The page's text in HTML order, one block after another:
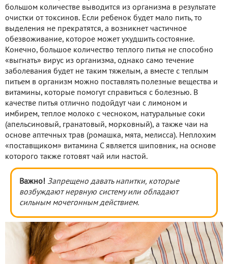
большом количестве выводится из организма в результате
очистки от токсинов. Если ребенок будет мало пить, то
выделения не прекратятся, а возникнет частичное
обезвоживание, которое может ухудшить состояние.
Конечно, большое количество теплого питья не способно
«выгнать» вирус из организма, однако само течение
заболевания будет не таким тяжелым, а вместе с теплым
питьем в организм можно поставлять полезные вещества и
витамины, которые помогут справиться с болезнью. В
качестве питья отлично подойдут чаи с лимоном и
имбирем, теплое молоко с чесноком, натуральные соки
(апельсиновый, гранатовый, морковный), а также чаи на
основе аптечных трав (ромашка, мята, мелисса). Неплохим
«поставщиком» витамина С является шиповник, на основе
которого также готовят чай или настой.
Важно! Запрещено давать напитки, которые
возбуждают нервную систему или обладают
сильным мочегонным действием.